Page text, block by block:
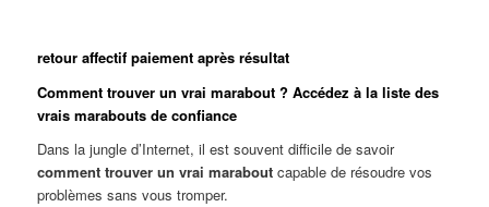
retour affectif paiement après résultat
Comment trouver un vrai marabout ? Accédez à la liste des
vrais marabouts de confiance
Dans la jungle d’Internet, il est souvent difficile de savoir
comment trouver un vrai marabout capable de résoudre vos
problèmes sans vous tromper.